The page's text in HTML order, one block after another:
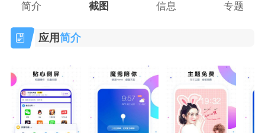
简介 截图 信息 专题
应用简介